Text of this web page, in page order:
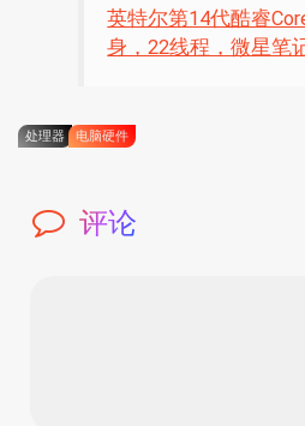
英特尔第14代酷睿
身，22线程，微星笔
处理器 电脑硬件
评论